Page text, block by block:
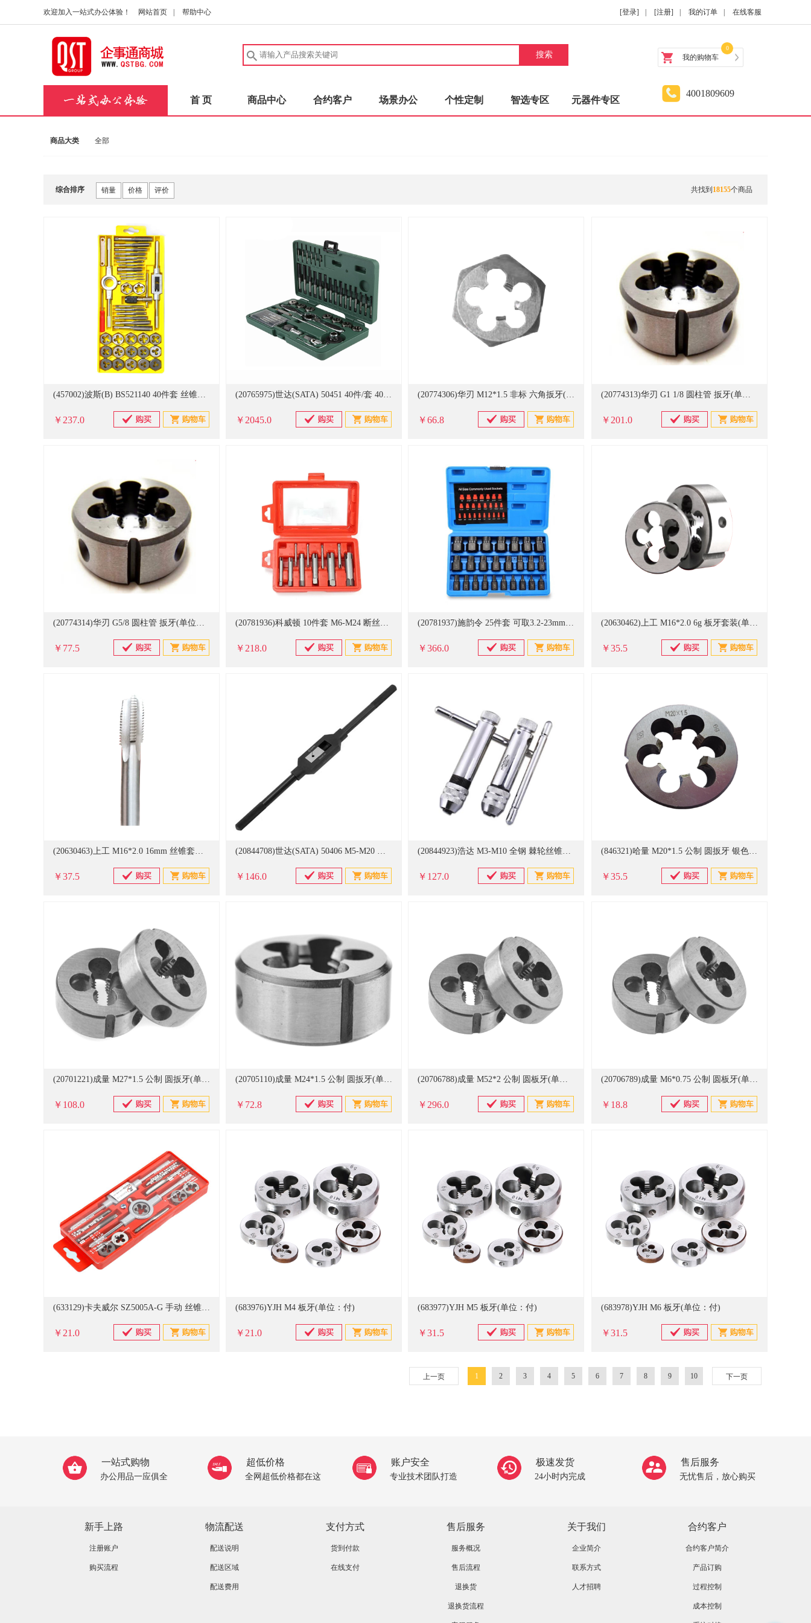
欢迎加入一站式办公体验！ 网站首页 帮助中心 [登录] [注册] 我的订单 在线客服
搜索 我的购物车
0
首 页 商品中心 合约客户 场景办公 个性定制 智选专区 元器件专区
4001809609
商品大类 全部
综合排序 销量 价格 评价 共找到 18155个商品
(457002)波斯(B) BS521140 40件套 丝锥板牙套装(单位：套)
￥237.0
(20765975)世达(SATA) 50451 40件/套 40件高速钢粗牙丝锥板牙组套(单位：套)
￥2045.0
(20774306)华刃 M12*1.5 非标 六角扳牙(单位：块)
￥66.8
(20774313)华刃 G1 1/8 圆柱管 扳牙(单位：块)
￥201.0
(20774314)华刃 G5/8 圆柱管 扳牙(单位：块)
￥77.5
(20781936)科威顿 10件套 M6-M24 断丝锥取出器(单位：套)
￥218.0
(20781937)施韵令 25件套 可取3.2-23mm 断丝取出器(单位：套)
￥366.0
(20630462)上工 M16*2.0 6g 板牙套装(单位：个)
￥35.5
(20630463)上工 M16*2.0 16mm 丝锥套装(单位：付)
￥37.5
(20844708)世达(SATA) 50406 M5-M20 全钢丝锥扳手(单位：个)
￥146.0
(20844923)浩达 M3-M10 全钢 棘轮丝锥扳手(单位：个)
￥127.0
(846321)哈量 M20*1.5 公制 圆扳牙 银色(单位：块)
￥35.5
(20701221)成量 M27*1.5 公制 圆扳牙(单位：块)
￥108.0
(20705110)成量 M24*1.5 公制 圆扳牙(单位：块)
￥72.8
(20706788)成量 M52*2 公制 圆板牙(单位：块)
￥296.0
(20706789)成量 M6*0.75 公制 圆板牙(单位：块)
￥18.8
(633129)卡夫威尔 SZ5005A-G 手动 丝锥板牙套装(单位：套)
￥21.0
(683976)YJH M4 板牙(单位：付)
￥21.0
(683977)YJH M5 板牙(单位：付)
￥31.5
(683978)YJH M6 板牙(单位：付)
￥31.5
上一页 1 2 3 4 5 6 7 8 9 10 下一页
一站式购物
办公用品一应俱全
超低价格
全网超低价格都在这
账户安全
专业技术团队打造
极速发货
24小时内完成
售后服务
无忧售后，放心购买
新手上路
注册账户
购买流程
物流配送
配送说明
配送区域
配送费用
支付方式
货到付款
在线支付
售后服务
服务概况
售后流程
退换货
退换货流程
关于我们
企业简介
联系方式
人才招聘
合约客户
合约客户简介
产品订购
过程控制
成本控制